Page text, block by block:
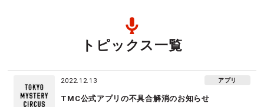
トピックス一覧
2022.12.13 アプリ
TMC公式アプリの不具合解消のお知らせ